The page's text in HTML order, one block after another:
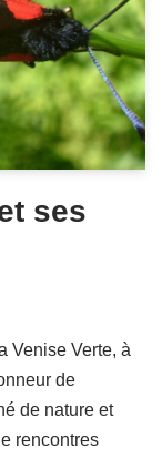
ses
Venise Verte, à
de
de nature et
rencontres